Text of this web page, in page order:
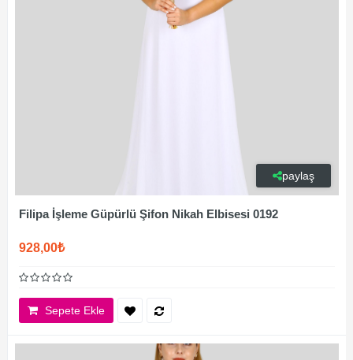
paylaş
Filipa İşleme Güpürlü Şifon Nikah Elbisesi 0192
928,00₺
Sepete Ekle